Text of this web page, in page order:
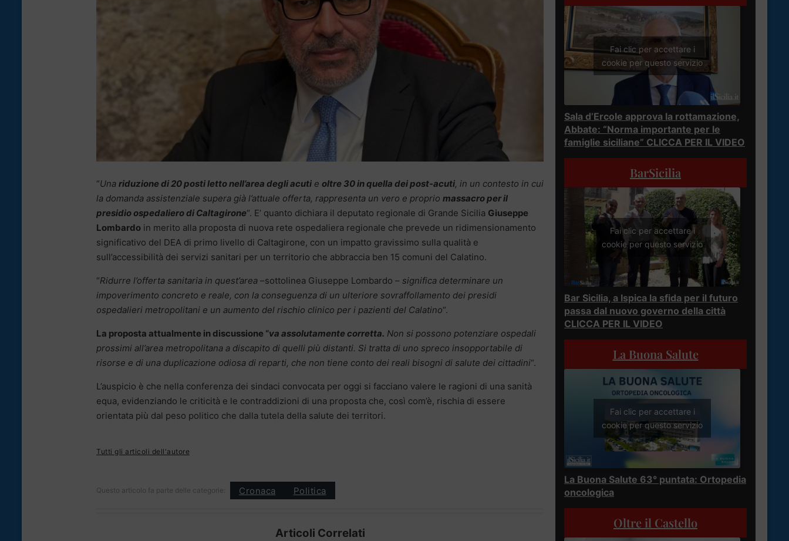
“Una riduzione di 20 posti letto nell’area degli acuti e oltre 30 in quella dei post-acuti, in un contesto in cui
la domanda assistenziale supera già l’attuale offerta, rappresenta un vero e proprio massacro per il
presidio ospedaliero di Caltagirone“. E’ quanto dichiara il deputato regionale di Grande Sicilia Giuseppe
Lombardo in merito alla proposta di nuova rete ospedaliera regionale che prevede un ridimensionamento
significativo del DEA di primo livello di Caltagirone, con un impatto gravissimo sulla qualità e
sull’accessibilità dei servizi sanitari per un territorio che abbraccia ben 15 comuni del Calatino.
“Ridurre l’offerta sanitaria in quest’area –sottolinea Giuseppe Lombardo – significa determinare un
impoverimento concreto e reale, con la conseguenza di un ulteriore sovraffollamento dei presidi
ospedalieri metropolitani e un aumento del rischio clinico per i pazienti del Calatino“.
La proposta attualmente in discussione “va assolutamente corretta. Non si possono potenziare ospedali
prossimi all’area metropolitana a discapito di quelli più distanti. Si tratta di uno spreco insopportabile di
risorse e di una duplicazione odiosa di reparti, che non tiene conto dei reali bisogni di salute dei cittadini“.
L’auspicio è che nella conferenza dei sindaci convocata per oggi si facciano valere le ragioni di una sanità
equa, evidenziando le criticità e le contraddizioni di una proposta che, così com’è, rischia di essere
orientata più dal peso politico che dalla tutela della salute dei territori.
Tutti gli articoli dell'autore
Questo articolo fa parte delle categorie: Cronaca Politica
Articoli Correlati
Fai clic per accettare i
cookie per questo servizio
Sala d’Ercole approva la rottamazione,
Abbate: “Norma importante per le
famiglie siciliane” CLICCA PER IL VIDEO
BarSicilia
Fai clic per accettare i
cookie per questo servizio
Bar Sicilia, a Ispica la sfida per il futuro
passa dal nuovo governo della città
CLICCA PER IL VIDEO
La Buona Salute
Fai clic per accettare i
cookie per questo servizio
La Buona Salute 63° puntata: Ortopedia
oncologica
Oltre il Castello